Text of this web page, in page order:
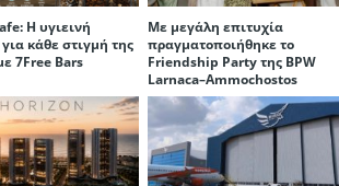
Η υγιεινή
κάθε στιγμή της
7Free Bars
Με μεγάλη επιτυχία
πραγματοποιήθηκε το
Friendship Party της BPW
Larnaca–Ammochostos